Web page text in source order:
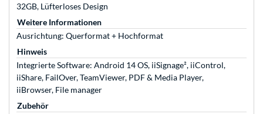
32GB, Lüfterloses Design
Weitere Informationen
Ausrichtung: Querformat + Hochformat
Hinweis
Integrierte Software: Android 14 OS, iiSignage², iiControl,
iiShare, FailOver, TeamViewer, PDF & Media Player,
iiBrowser, File manager
Zubehör